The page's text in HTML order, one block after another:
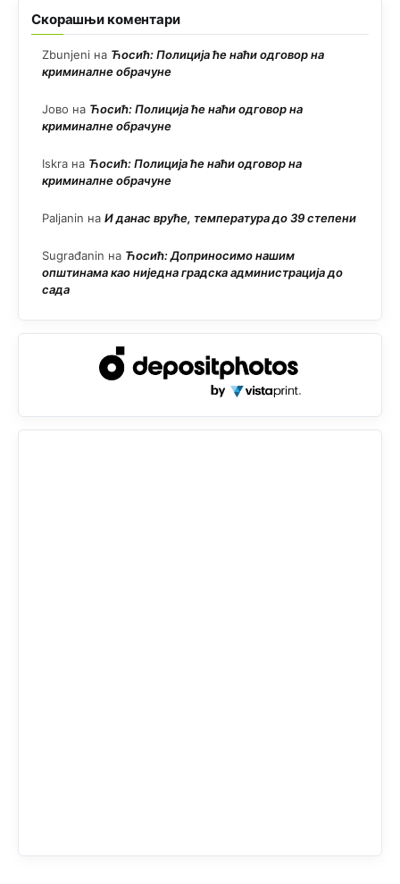
Скорашњи коментари
Zbunjeni на Ћосић: Полиција ће наћи одговор на
криминалне обрачуне
Јово на Ћосић: Полиција ће наћи одговор на
криминалне обрачуне
Iskra на Ћосић: Полиција ће наћи одговор на
криминалне обрачуне
Paljanin на И данас вруће, температура до 39 степени
Sugrađanin на Ћосић: Доприносимо нашим
општинама као ниједна градска администрација до
сада